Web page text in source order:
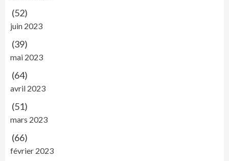
(52)
juin 2023
(39)
mai 2023
(64)
avril 2023
(51)
mars 2023
(66)
février 2023